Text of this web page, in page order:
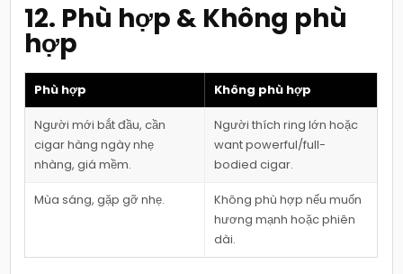
12. Phù hợp & Không phù
hợp
Phù hợp Không phù hợp
Người mới bắt đầu, cần
cigar hàng ngày nhẹ
nhàng, giá mềm.
Người thích ring lớn hoặc
want powerful/full-
bodied cigar.
Mùa sáng, gặp gỡ nhẹ.
Không phù hợp nếu muốn
hương mạnh hoặc phiên
dài.